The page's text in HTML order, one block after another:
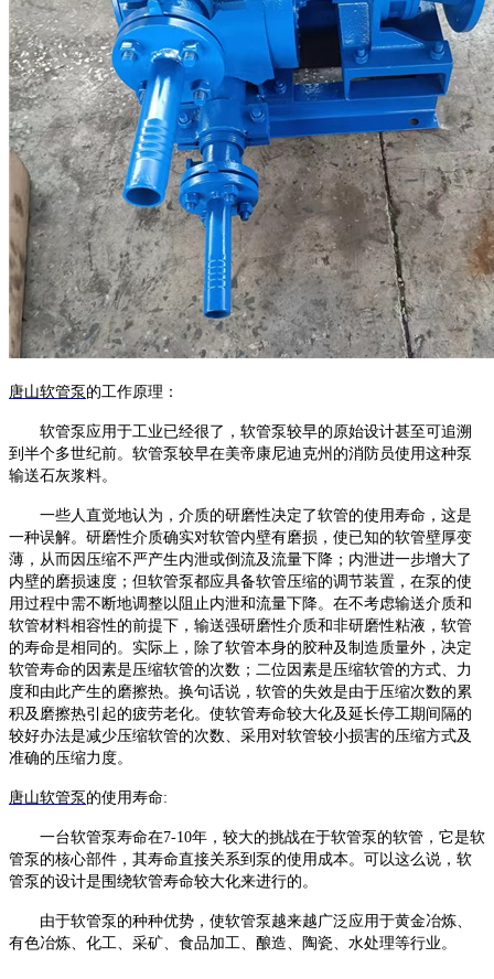
唐山软管泵 的工作原理 ：
软管泵 应用于工业已经很了， 软管泵较早的原始设计甚至可追溯
到半个多世纪前。 软管泵较早在美帝康尼迪克州的消防员使用这种泵
输送石灰浆料。
一些人直觉地认为，介质的研磨性决定了软管的使用寿命，这是
一种误解。研磨性介质确实对软管内壁有磨损，使已知的软管壁厚变
薄，从而因压缩不严产生内泄或倒流及流量下降；内泄进一步增大了
内壁的磨损速度；但软管泵都应具备软管压缩的调节装置，在泵的使
用过程中需不断地调整以阻止内泄和流量下降。在不考虑输送介质和
软管材料相容性的前提下，输送强研磨性介质和非研磨性粘液，软管
的寿命是相同的。实际上，除了软管本身的胶种及制造质量外，决定
软管寿命的因素是压缩软管的次数；二位因素是压缩软管的方式、力
度和由此产生的磨擦热。换句话说，软管的失效是由于压缩次数的累
积及磨擦热引起的疲劳老化。使软管寿命较大化及延长停工期间隔的
较好办法是减少压缩软管的次数、采用对软管较小损害的压缩方式及
准确的压缩力度。
唐山软管泵 的使用寿命:
一台软管泵寿命在7-10年，较大的挑战在于软管泵 的软管，它是软
管泵 的核心部件，其寿命直接关系到泵的使用成本。可以这么说， 软
管泵 的设计是围绕软管寿命较大化来进行的。
由于软管泵 的种种优势，使软管泵 越来越广泛应用于黄金冶炼、
有色冶炼、化工、采矿、食品加工、酿造、陶瓷、水处理等行业。